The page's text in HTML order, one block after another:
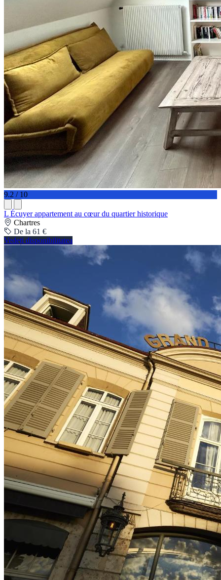
9.2 / 10
L Écuyer appartement au cœur du quartier historique
Chartres
De la 61 €
Vedeți disponibilitatea